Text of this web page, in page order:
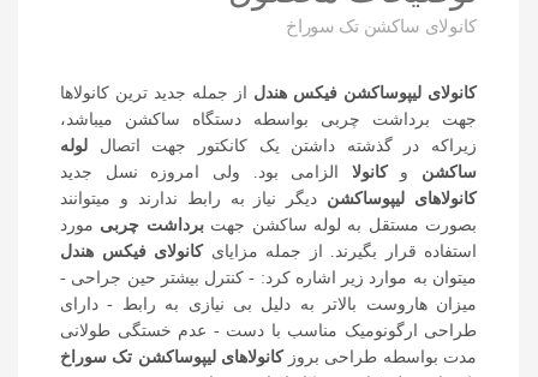
کانولای ساکشن تک سوراخ
کانولای لیپوساکشن فیکس هندل از جمله جدید ترین کانولاها
جهت برداشت چربی بواسطه دستگاه ساکشن میباشد،
زیراکه در گذشته داشتن یک کانکتور جهت اتصال لوله
ساکشن وکانولا الزامی بود. ولی امروزه نسل جدید
کانولاهای لیپوساکشن دیگر نیاز به رابط ندارند و میتوانند
بصورت مستقل به لوله ساکشن جهتبرداشت چربی مورد
استفاده قرار بگیرند. از جمله مزایایکانولای فیکس هندل
میتوان به موارد زیر اشاره کرد: - کنترل بیشتر حین جراحی -
میزان هاروست بالاتر به دلیل بی نیازی به رابط - دارای
طراحی ارگونومیک مناسب با دست - عدم خستگی طولانی
مدت بواسطه طراحی بروزکانولاهای لیپوساکشن تک سوراخ